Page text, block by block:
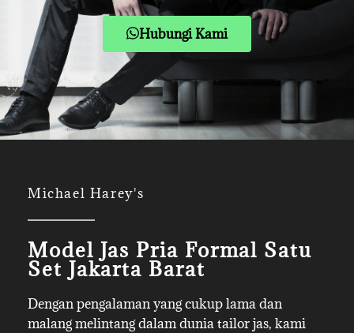
Hubungi Kami
Michael Harey's
Model Jas Pria Formal Satu
Set Jakarta Barat
Dengan pengalaman yang cukup lama dan
malang melintang dalam dunia tailor jas, kami